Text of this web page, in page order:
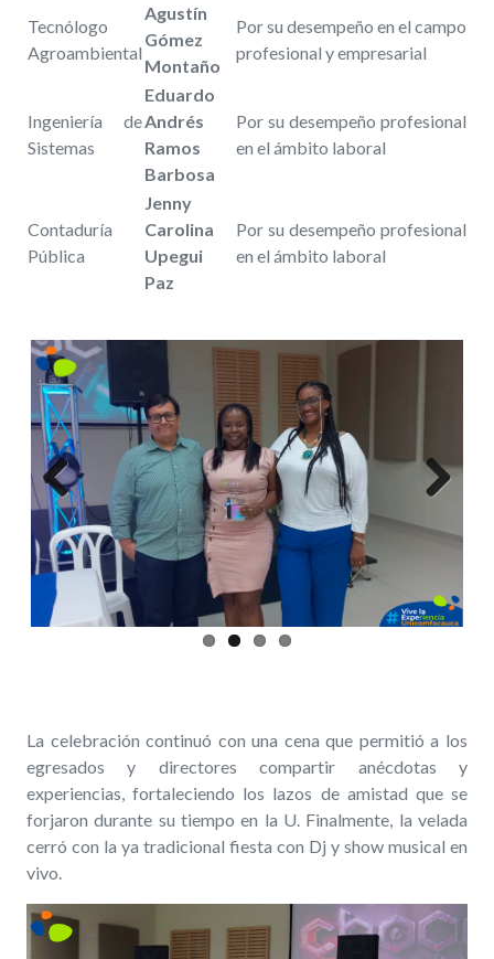
Tecnólogo
Agroambiental
Agustín
Gómez
Montaño
Por su desempeño en el campo
profesional y empresarial
Ingeniería de
Sistemas
Eduardo
Andrés
Ramos
Barbosa
Por su desempeño profesional
en el ámbito laboral
Contaduría
Pública
Jenny
Carolina
Upegui
Paz
Por su desempeño profesional
en el ámbito laboral
Previous
La celebración continuó con una cena que permitió a los
egresados y directores compartir anécdotas y
experiencias, fortaleciendo los lazos de amistad que se
forjaron durante su tiempo en la U. Finalmente, la velada
cerró con la ya tradicional fiesta con Dj y show musical en
vivo.